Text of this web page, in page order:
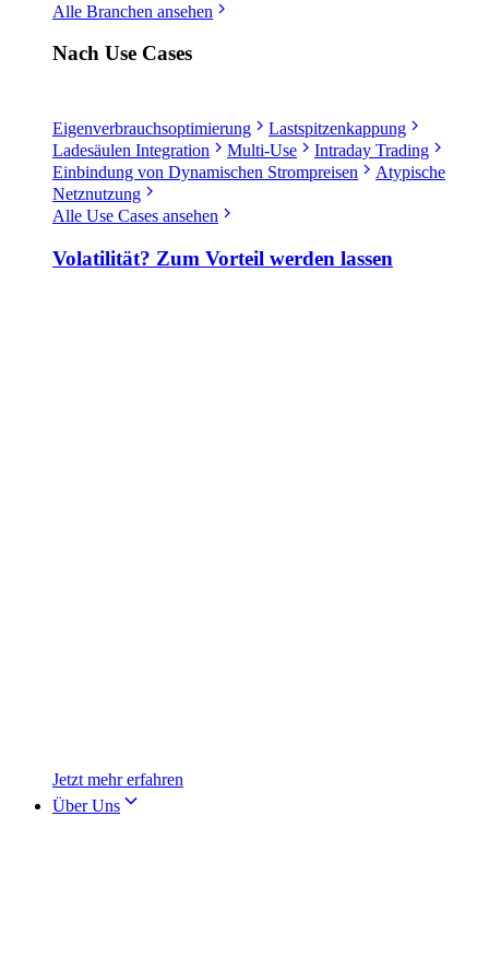
Alle Branchen ansehen
Nach Use Cases
Eigenverbrauchsoptimierung
Lastspitzenkappung
Ladesäulen Integration
Multi-Use
Intraday Trading
Einbindung von Dynamischen Strompreisen
Atypische
Netznutzung
Alle Use Cases ansehen
Volatilität? Zum Vorteil werden lassen
Jetzt mehr erfahren
Über Uns